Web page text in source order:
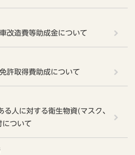
改造費等助成金について
許取得費助成について
る人に対する衛生物資(マスク、
について